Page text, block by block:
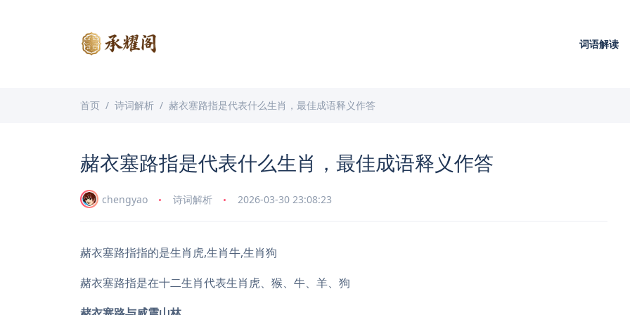
词语解读
首页 诗词解析 赭衣塞路指是代表什么生肖，最佳成语释义作答
赭衣塞路指是代表什么生肖，最佳成语释义作答
chengyao 诗词解析 2026-03-30 23:08:23
赭衣塞路指指的是生肖虎,生肖牛,生肖狗
赭衣塞路指是在十二生肖代表生肖虎、猴、牛、羊、狗